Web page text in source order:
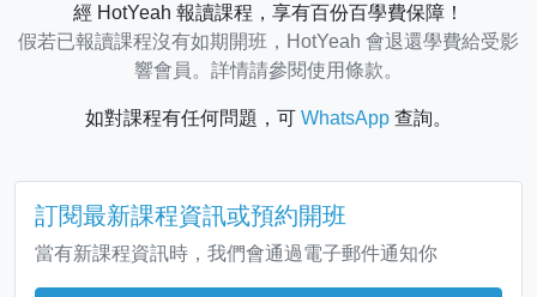
經 HotYeah 報讀課程，享有百份百學費保障！
假若已報讀課程沒有如期開班，HotYeah 會退還學費給受影
響會員。詳情請參閱使用條款。
如對課程有任何問題，可 WhatsApp 查詢。
訂閱最新課程資訊或預約開班
當有新課程資訊時，我們會通過電子郵件通知你